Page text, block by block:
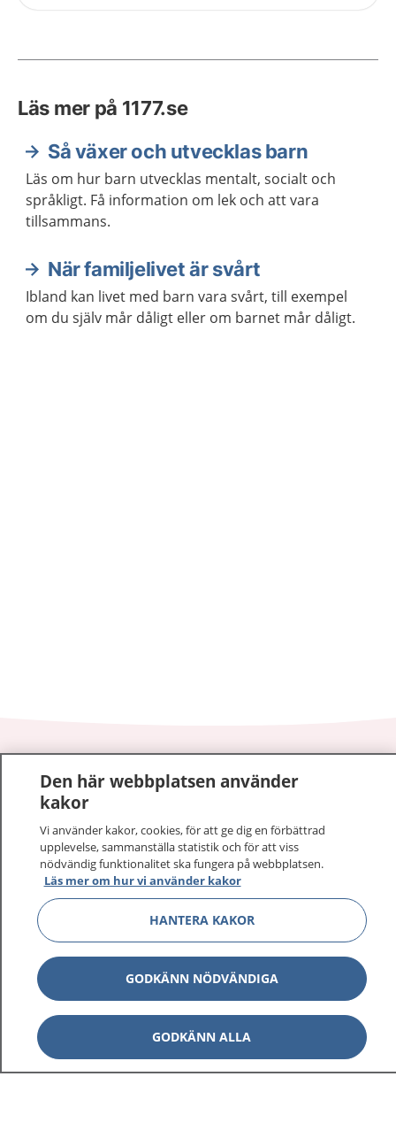
Läs mer på 1177.se
Så växer och utvecklas barn
Läs om hur barn utvecklas mentalt, socialt och
språkligt. Få information om lek och att vara
tillsammans.
När familjelivet är svårt
Ibland kan livet med barn vara svårt, till exempel
om du själv mår dåligt eller om barnet mår dåligt.
På 1177.se får du råd om hälsa och information om
sjukdomar och vilka mottagningar du kan kontakta.
Logga in för att läsa din journal och göra dina
vårdärenden. Ring telefonnummer 1177 för
sjukvårdsrådgivning dygnet runt.
1177 ger dig råd när du vill må bättre.
1177 på flera språk Visa
Visa
Den här webbplatsen använder
kakor
Vi använder kakor, cookies, för att ge dig en förbättrad
upplevelse, sammanställa statistik och för att viss
nödvändig funktionalitet ska fungera på webbplatsen.
Läs mer om hur vi använder kakor
HANTERA KAKOR
GODKÄNN NÖDVÄNDIGA
GODKÄNN ALLA